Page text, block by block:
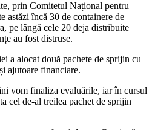
prin Comitetul Național pentru
astăzi încă 30 de containere de
pe lângă cele 20 deja distribuite
au fost distruse.
a alocat două pachete de sprijin cu
ajutoare financiare.
vom finaliza evaluările, iar în cursul
cel de-al treilea pachet de sprijin